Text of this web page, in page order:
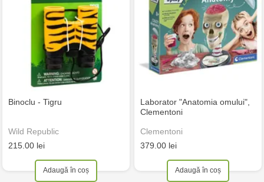
Binoclu - Tigru
Wild Republic
215.00 lei
Adaugă în coș
Laborator "Anatomia omului",
Clementoni
Clementoni
379.00 lei
Adaugă în coș